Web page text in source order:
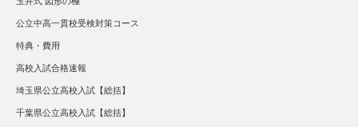
公立中高一貫校受検対策コース
特典・費用
高校入試合格速報
埼玉県公立高校入試【総括】
千葉県公立高校入試【総括】